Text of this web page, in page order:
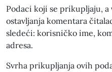
Podaci koji se prikupljaju, a
ostavljanja komentara
sledeći: korisničko ime,
adresa.
Svrha prikupljanja ovih